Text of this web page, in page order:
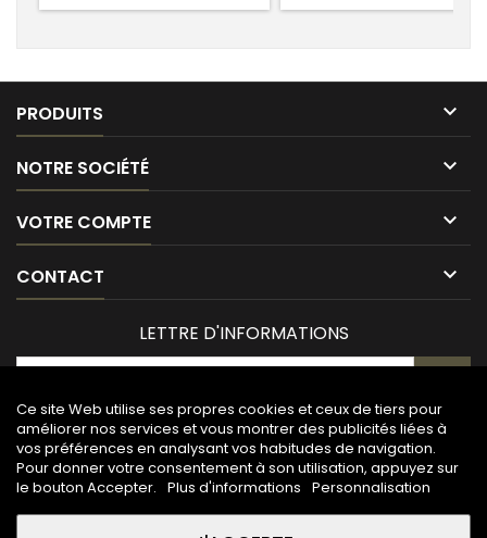
PRODUITS 
NOTRE SOCIÉTÉ 
VOTRE COMPTE 
CONTACT 
Ce site Web utilise ses propres cookies et ceux de tiers pour
améliorer nos services et vous montrer des publicités liées à
vos préférences en analysant vos habitudes de navigation.
Pour donner votre consentement à son utilisation, appuyez sur
le bouton Accepter. Plus d'informations Personnalisation
LETTRE D'INFORMATIONS